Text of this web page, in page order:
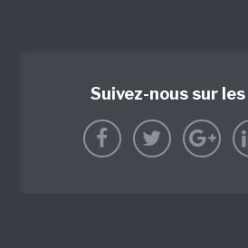
Suivez-nous sur